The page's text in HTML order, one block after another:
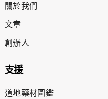
關於我們
文章
創辦人
支援
道地藥材圖鑑